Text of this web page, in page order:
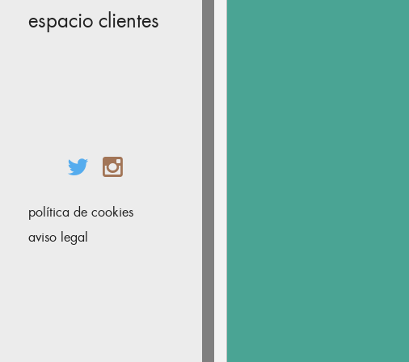
espacio clientes
política de cookies
aviso legal